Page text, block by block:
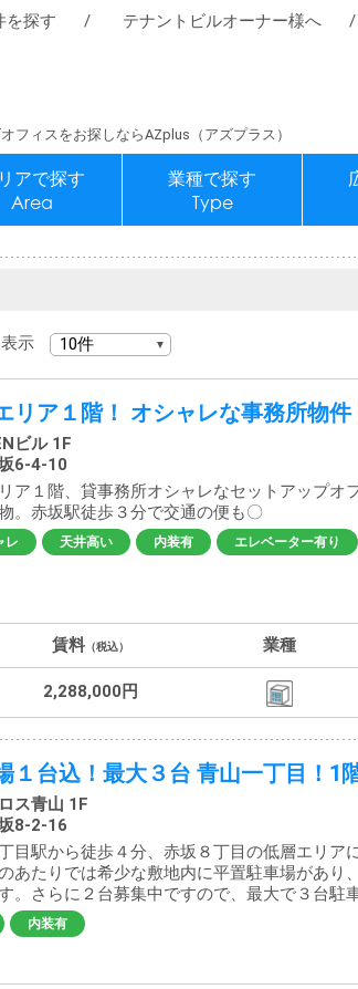
フィスをお探しならAZplus（アズプラス）
を探す テナントビルオーナー様へ
アで探す
Area
業種で探す
Type
表示
リア１階！ オシャレな事務所物件
ビル 1F
6-4-10
ア１階、貸事務所オシャレなセットアップオ
。赤坂駅徒歩３分で交通の便も〇
レ 天井高い 内装有 エレベーター有り
賃料 （税込） 業種
2,288,000円
１台込！最大３台 青山一丁目！1
ス青山 1F
8-2-16
目駅から徒歩４分、赤坂８丁目の低層エリア
あたりでは希少な敷地内に平置駐車場があり
。さらに２台募集中ですので、最大で３台駐
内装有